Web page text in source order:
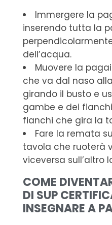
Immergere la
inserendo tutta la
dell’acqua.
Muovere la
che va dal naso
girando il busto e
gambe e dei
fianchi che gira la
Fare la remata
tavola che ruoterà
viceversa sull’altro
COME
DI SUP
INSEGNARE A